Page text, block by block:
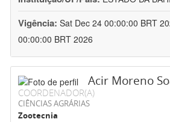
Vigência: Sat Dec 24 00:00:00 BRT
00:00:00 BRT 2026
Acir Moreno
COORDENADOR(A)
CIÊNCIAS AGRÁRIAS
Zootecnia